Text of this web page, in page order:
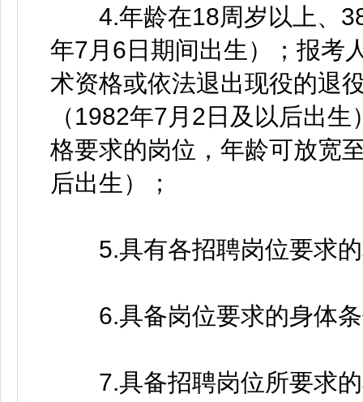
4.年龄在18周岁以上、38
年7月6日期间出生）；报考
术资格或依法退出现役的退
（1982年7月2日及以后出
格要求的岗位，年龄可放宽
后出生）；
5.具有各招聘岗位要求的
6.具备岗位要求的身体条
7.具备招聘岗位所要求的